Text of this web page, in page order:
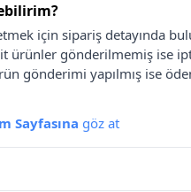
için sipariş detayında
ürünler gönderilmemiş ise
gönderimi yapılmış ise
Sayfasına göz at